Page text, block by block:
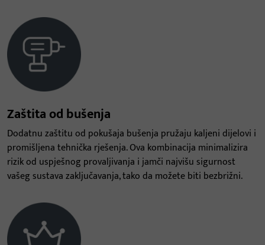
Zaštita od bušenja
Dodatnu zaštitu od pokušaja bušenja pružaju kaljeni dijelovi i
promišljena tehnička rješenja. Ova kombinacija minimalizira
rizik od uspješnog provaljivanja i jamči najvišu sigurnost
vašeg sustava zaključavanja, tako da možete biti bezbrižni.